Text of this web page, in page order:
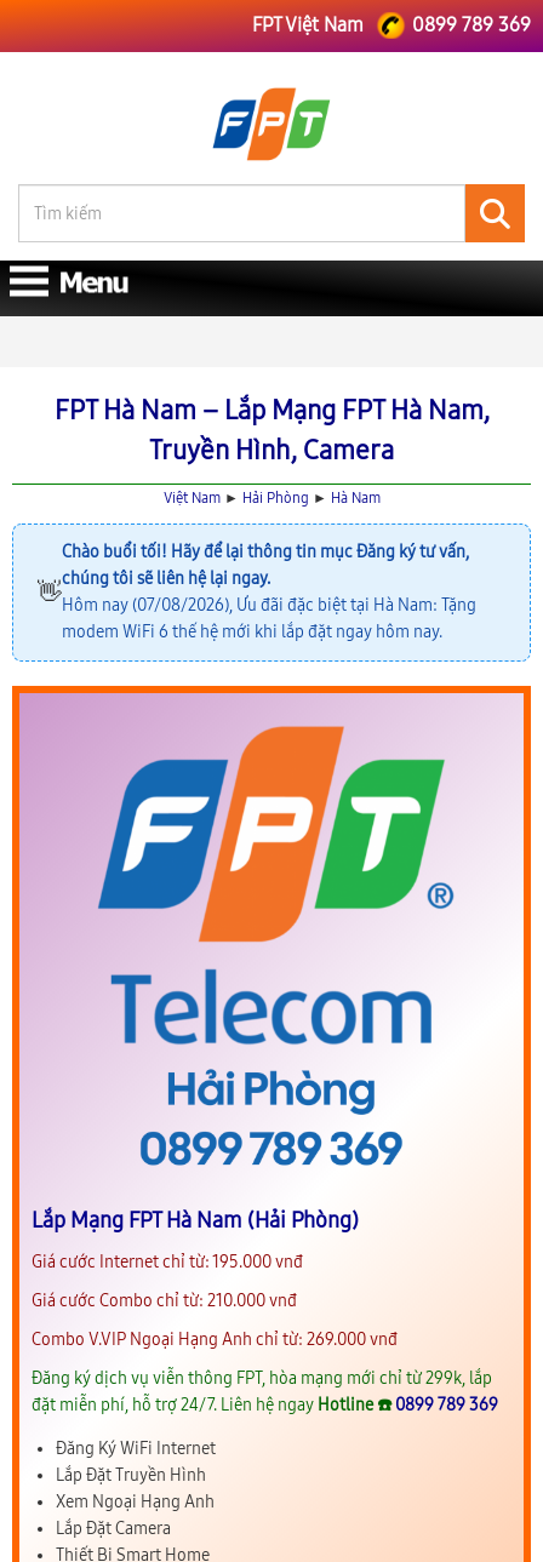
FPT Việt Nam 0899 789 369
FPT Hà Nam – Lắp Mạng FPT Hà Nam,
Truyền Hình, Camera
Việt Nam► Hải Phòng ► Hà Nam
👋
Chào buổi tối! Hãy để lại thông tin mụcĐăng ký tư vấn,
chúng tôi sẽ liên hệ lại ngay.
Hôm nay (07/08/2026), Ưu đãi đặc biệt tại Hà Nam: Tặng
modem WiFi 6 thế hệ mới khi lắp đặt ngay hôm nay.
Lắp Mạng FPT Hà Nam (Hải Phòng)
Giá cước Internet chỉ từ: 195.000 vnđ
Giá cước Combo chỉ từ: 210.000 vnđ
Combo V.VIP Ngoại Hạng Anh chỉ từ: 269.000 vnđ
Đăng ký dịch vụ viễn thông FPT, hòa mạng mới chỉ từ 299k, lắp
đặt miễn phí, hỗ trợ 24/7. Liên hệ ngay Hotline ☎️0899 789 369
Đăng Ký WiFi Internet
Lắp Đặt Truyền Hình
Xem Ngoại Hạng Anh
Lắp Đặt Camera
Thiết Bị Smart Home